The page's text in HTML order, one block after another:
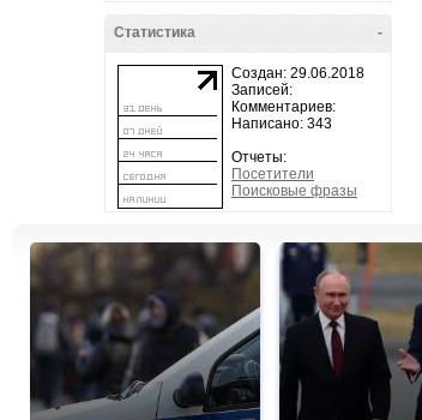
-
Статистика
Создан: 29.06.2018
Записей:
Комментариев:
Написано: 343
Отчеты:
Посетители
Поисковые фразы